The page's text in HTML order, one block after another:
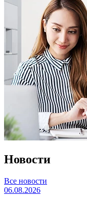
Новости
Все новости
06.08.2026